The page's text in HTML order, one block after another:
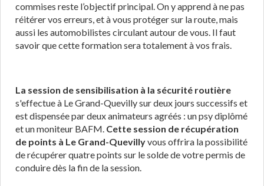
commises reste l’objectif principal. On y apprend à ne pas
réitérer vos erreurs, et à vous protéger sur la route, mais
aussi les automobilistes circulant autour de vous. Il faut
savoir que cette formation sera totalement à vos frais.
La session de sensibilisation à la sécurité routière
s'effectue à Le Grand-Quevilly sur deux jours successifs et
est dispensée par deux animateurs agréés : un psy diplômé
et un moniteur BAFM. Cette session de récupération
de points à Le Grand-Quevillyvous offrira la possibilité
de récupérer quatre points sur le solde de votre permis de
conduire dès la fin de la session.